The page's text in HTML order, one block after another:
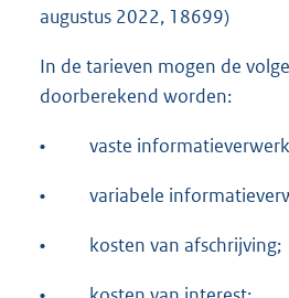
augustus 2022, 18699)
In de tarieven mogen de
doorberekend worden:
• vaste
• variabele
• kosten van afschrijving;